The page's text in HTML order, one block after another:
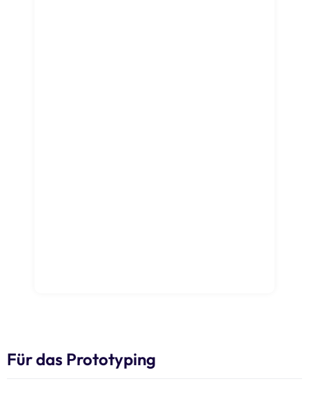
Für das Prototyping